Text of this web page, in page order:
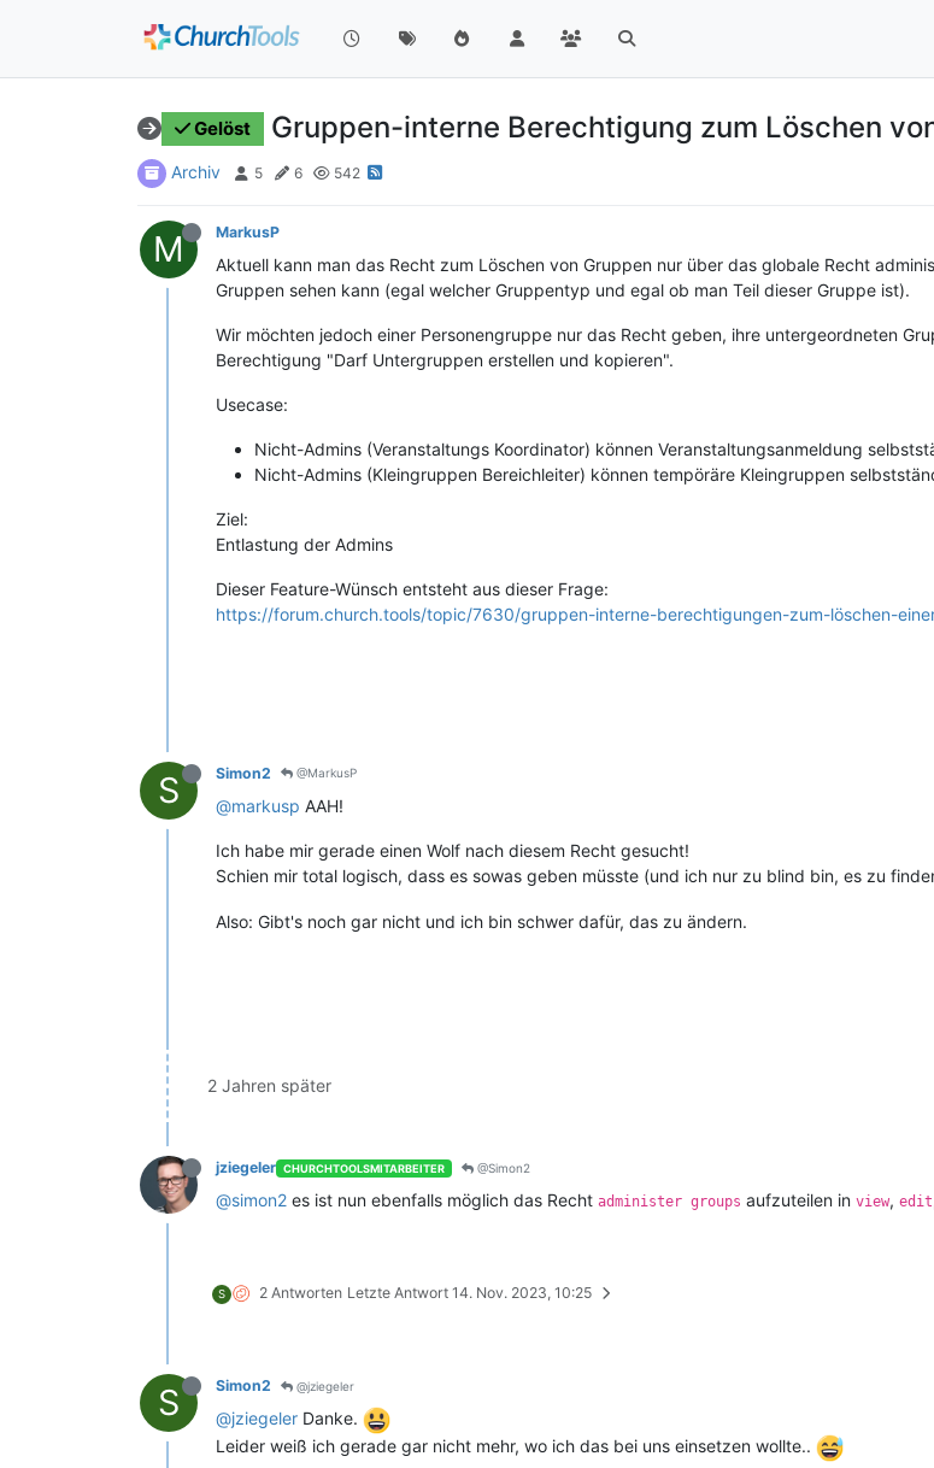
Gelöst Gruppen-interne Berechtigung zum Löschen
Archiv 5 6 542
M MarkusP
Aktuell kann man das Recht zum Löschen von Gruppen nur über das globale Recht
Gruppen sehen kann (egal welcher Gruppentyp und egal ob man Teil dieser Gruppe ist).
Wir möchten jedoch einer Personengruppe nur das Recht geben, ihre untergeordneten
Berechtigung "Darf Untergruppen erstellen und kopieren".
Usecase:
Nicht-Admins (Veranstaltungs Koordinator) können Veranstaltungsanmeldung
Nicht-Admins (Kleingruppen Bereichleiter) können tempöräre Kleingruppen
Ziel:
Entlastung der Admins
Dieser Feature-Wünsch entsteht aus dieser Frage:
https://forum.church.tools/topic/7630/gruppen-interne-berechtigungen-zum-löschen-
S Simon2 @MarkusP
@markusp AAH!
Ich habe mir gerade einen Wolf nach diesem Recht gesucht!
Schien mir total logisch, dass es sowas geben müsste (und ich nur zu blind bin, es zu
Also: Gibt's noch gar nicht und ich bin schwer dafür, das zu ändern.
2 Jahren später
jziegeler CHURCHTOOLSMITARBEITER @Simon2
@simon2 es ist nun ebenfalls möglich das Recht administer groups aufzuteilen in view, edit
S 2 Antworten Letzte Antwort 14. Nov. 2023, 10:25
S Simon2 @jziegeler
@jziegeler Danke.
Leider weiß ich gerade gar nicht mehr, wo ich das bei uns einsetzen wollte..